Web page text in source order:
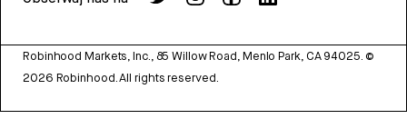
Robinhood Markets, Inc., 85 Willow Road, Menlo Park, CA 94025. ©
2026 Robinhood. All rights reserved.